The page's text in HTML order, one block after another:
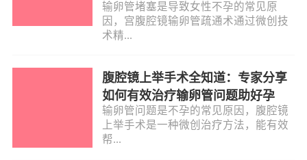
输卵管堵塞是导致女性不孕的常见原
因，宫腹腔镜输卵管疏通术通过微创技
术精...
腹腔镜上举手术全知道：专家分享
如何有效治疗输卵管问题助好孕
输卵管问题是不孕的常见原因，腹腔镜
上举手术是一种微创治疗方法，能有效
帮...